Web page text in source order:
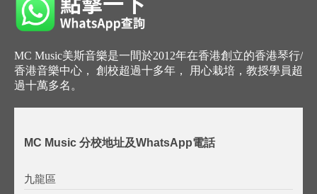
MC Music美斯音樂是一間於2012年在香港創立的香港琴行/
香港音樂中心， 創校超過十多年， 用心栽培，教授學員超
過十萬多名。
MC Music 分校地址及WhatsApp電話
九龍區